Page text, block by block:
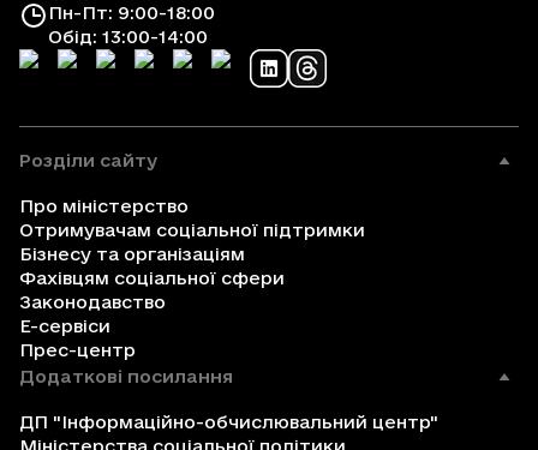
Пн-Пт: 9:00-18:00
Обід: 13:00-14:00
Розділи сайту
Про міністерство
Отримувачам соціальної підтримки
Бізнесу та організаціям
Фахівцям соціальної сфери
Законодавство
Е-сервіси
Прес-центр
Додаткові посилання
ДП "Інформаційно-обчислювальний центр"
Міністерства соціальної політики